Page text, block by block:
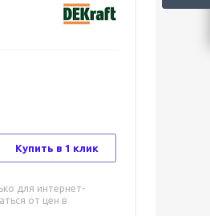
Купить в 1 клик
для интернет-
от цен в